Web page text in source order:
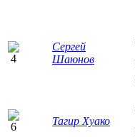
Сергей
Шаюнов
Тагир Хуако